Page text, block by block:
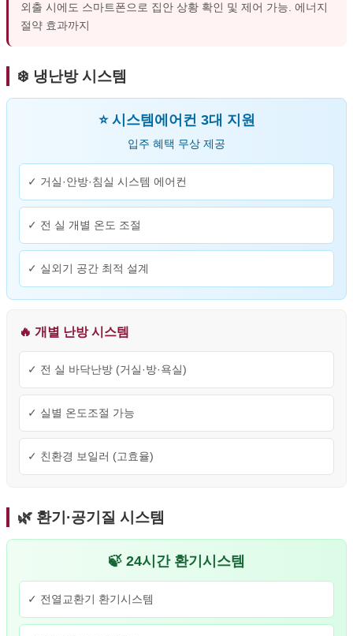
외출 시에도 스마트폰으로 집안 상황 확인 및 제어 가능. 에너지
절약 효과까지
❄️ 냉난방 시스템
⭐ 시스템에어컨 3대 지원
입주 혜택 무상 제공
✓ 거실·안방·침실 시스템 에어컨
✓ 전 실 개별 온도 조절
✓ 실외기 공간 최적 설계
🔥 개별 난방 시스템
✓ 전 실 바닥난방 (거실·방·욕실)
✓ 실별 온도조절 가능
✓ 친환경 보일러 (고효율)
🌿 환기·공기질 시스템
🍃 24시간 환기시스템
✓ 전열교환기 환기시스템